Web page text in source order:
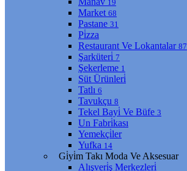
19
Market 68
Pastane 31
Pi̇zza
Restaurant Ve Lokantalar 87
Şarküteri̇ 7
Şekerleme 1
Süt Ürünleri̇
Tatlı 6
Tavukçu 8
Tekel Bayi̇ Ve Büfe 3
Un Fabri̇kası
Yemekçi̇ler
Yufka 14
Gi̇yi̇m Takı Moda Ve Aksesuar
Alışveri̇ş Merkezleri̇